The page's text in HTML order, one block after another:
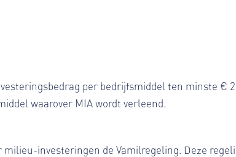
per bedrijfsmiddel ten minste €
waarover MIA wordt verleend.
milieu-investeringen de Vamilregeling. Deze